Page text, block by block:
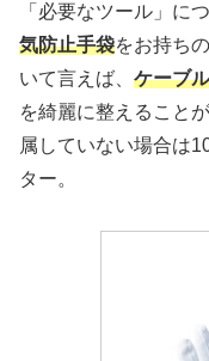
「必要なツール」に
気防止手袋をお持ち
いて言えば、 ケーブ
を綺麗に整えること
属していない場合は
ター。